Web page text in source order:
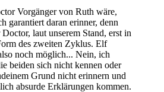
Vorgänger von Ruth wäre,
garantiert daran erinner, denn
laut unserem Stand, erst in
des zweiten Zyklus. Elf
noch möglich... Nein, ich
beiden sich nicht kennen oder
Grund nicht erinnern und
absurde Erklärungen kommen.